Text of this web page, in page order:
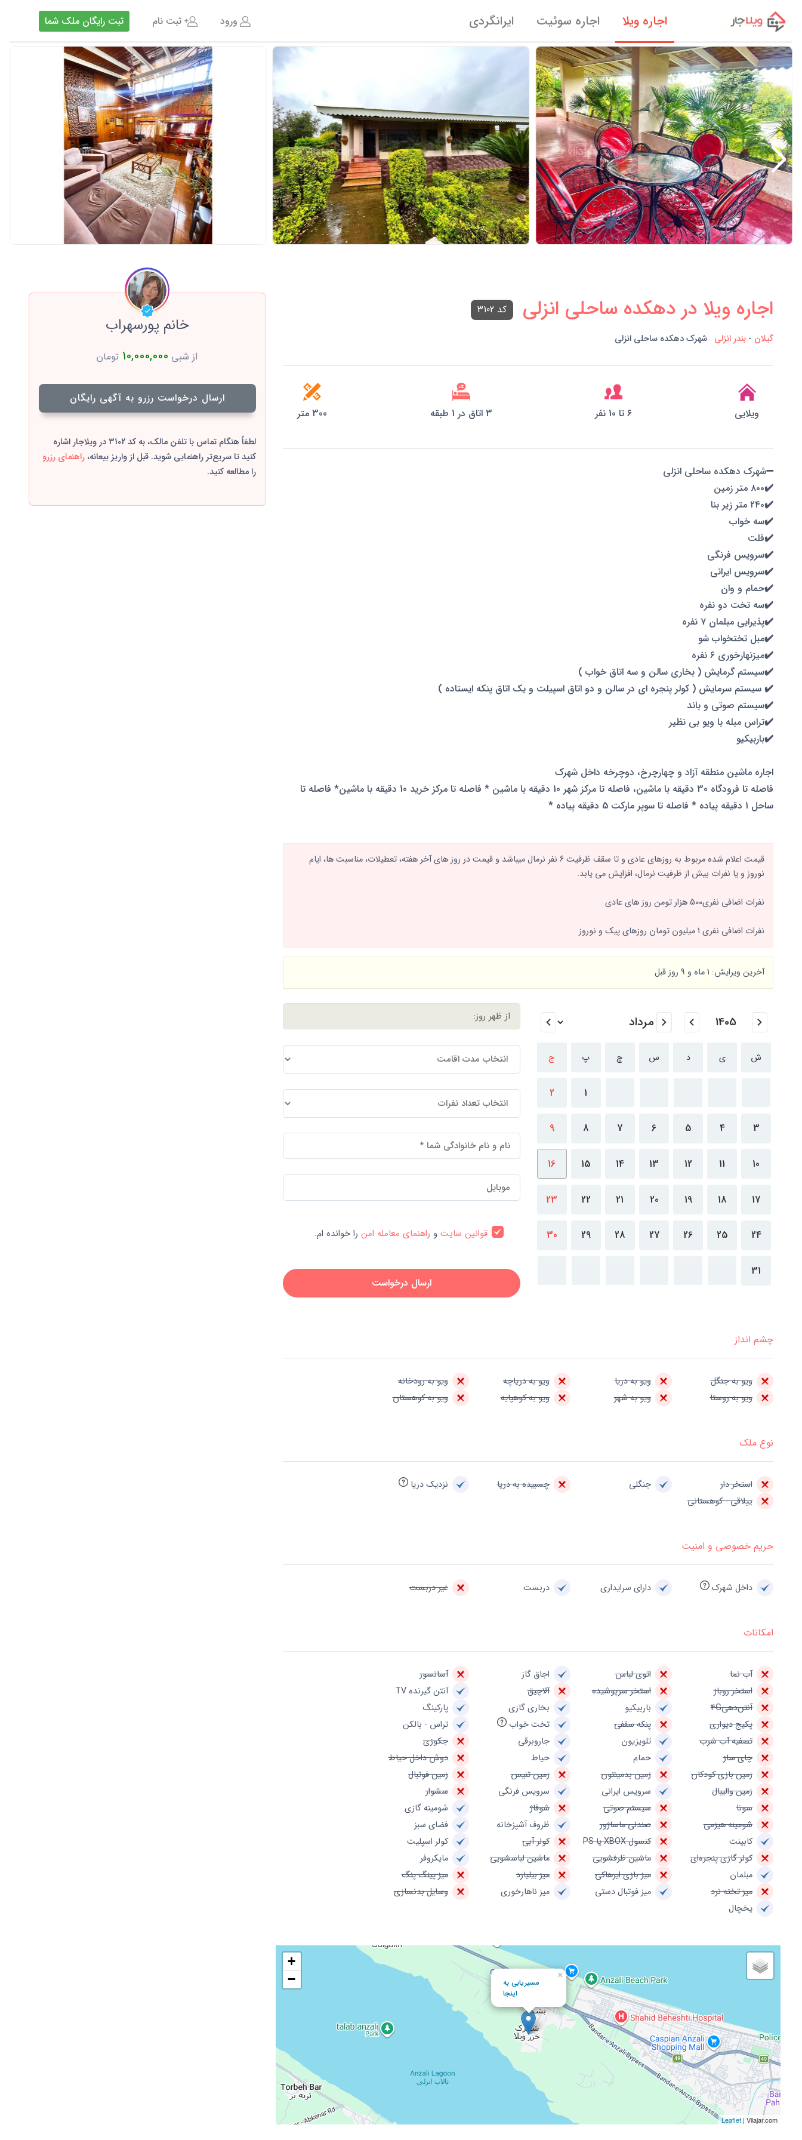
اجاره ویلا اجاره سوئیت ایرانگردی ورود ثبت نام ثبت رایگان ملک شما
اجاره ویلا در دهکده ساحلی انزلی کد 3102
گیلان - بندر انزلی شهرک دهکده ساحلی انزلی
ویلایی 6 تا 10 نفر 3 اتاق در 1 طبقه 300 متر
➖️شهرک دهکده ساحلی انزلی
✔️۸۰۰ متر زمین
✔️۲۴۰ متر زیر بنا
✔️سه خواب
✔️فلت
✔️سرویس فرنگی
✔️سرویس ایرانی
✔️حمام و وان
✔️سه تخت دو نفره
✔️پذیرایی مبلمان ۷ نفره
✔️مبل تختخواب شو
✔️میزنهارخوری ۶ نفره
✔️سیستم گرمایش ( بخاری سالن و سه اتاق خواب )
✔️ سیستم سرمایش ( کولر پنجره ای در سالن و دو اتاق اسپیلت و یک اتاق پنکه ایستاده )
✔️سیستم صوتی و باند
✔️تراس مبله با ویو بی نظیر
✔️باربیکیو
اجاره ماشین منطقه آزاد و چهارچرخ، دوچرخه داخل شهرک
فاصله تا فرودگاه 30 دقیقه با ماشین، فاصله تا مرکز شهر 10 دقیقه با ماشین * فاصله تا مرکز خرید 10 دقیقه با ماشین* فاصله تا
ساحل 1 دقیقه پیاده * فاصله تا سوپر مارکت 5 دقیقه پیاده *
قیمت اعلام شده مربوط به روزهای عادی و تا سقف ظرفیت 6 نفر نرمال میباشد و قیمت در روز های آخر هفته، تعطیلات، مناسبت ها، ایام
نوروز و یا نفرات بیش از ظرفیت نرمال، افزایش می یابد.
نفرات اضافی نفری500 هزار تومن روز های عادی
نفرات اضافی نفری 1 میلیون تومان روزهای پیک و نوروز
آخرین ویرایش: 1 ماه و 9 روز قبل
ش ی د س چ پ ج
1
2
3
4
5
6
7
8
9
10
11
12
13
14
15
16
17
18
19
20
21
22
23
24
25
26
27
28
29
30
31
قوانین سایتو راهنمای معامله امنرا خوانده ام.
ارسال درخواست
چشم انداز
ویو به جنگل ویو به دریا ویو به دریاچه
ویو به رودخانه
ویو به روستا
ویو به شهر ویو به کوهپایه ویو به کوهستان
نوع ملک
استخر دار جنگلی چسبیده به دریا
نزدیک دریا
ییلاقی - کوهستانی
حریم خصوصی و امنیت
داخل شهرک دارای سرایداری دربست غیر دربست
امکانات
آب نما اتوی لباس اجاق گاز
آسانسور
استخر روباز
استخر سرپوشیده آلاچیق
آنتن گیرنده TV
آنتن‌دهی4G
باربیکیو بخاری گازی
پارکینگ
پکیج دیواری
پنکه سقفی تخت خواب
تراس - بالکن
تصفیه آب شرب
تلویزیون جاروبرقی
جکوزی
چای ساز
حمام حیاط
دوش داخل حیاط
زمین بازی کودکان
زمین بدمینتون زمین تنیس
زمین فوتبال
زمین والیبال
سرویس ایرانی سرویس فرنگی
سشوار
سونا
سیستم صوتی شوفاژ
شومینه گازی
شومینه هیزمی
صندلی ماساژور ظروف آشپزخانه
فضای سبز
کابینت
کنسول XBOX یا PS کولر آبی
کولر اسپلیت
کولر گازی پنجره‌ای
ماشین ظرفشویی ماشین لباسشویی
مایکروفر
مبلمان
میز بازی ایرهاکی میز بیلیارد
میز پینگ پنگ
میز تخته نرد
میز فوتبال دستی میز ناهارخوری
وسایل بدنسازی
یخچال
مسیریابی به
اینجا
×
+
−
Leaflet | Vilajar.com
خانم پورسهراب
از شبی 10,000,000 تومان
ارسال درخواست رزرو به آگهی رایگان
لطفاً هنگام تماس با تلفن مالک، به کد 3102 در ویلاجار اشاره
کنید تا سریع‌تر راهنمایی شوید. قبل از واریز بیعانه،راهنمای رزرو
را مطالعه کنید.